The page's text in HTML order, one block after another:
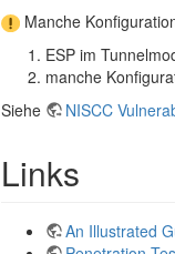
Manche
ESP im
manche
Siehe
NISCC
Links
An Illustrated